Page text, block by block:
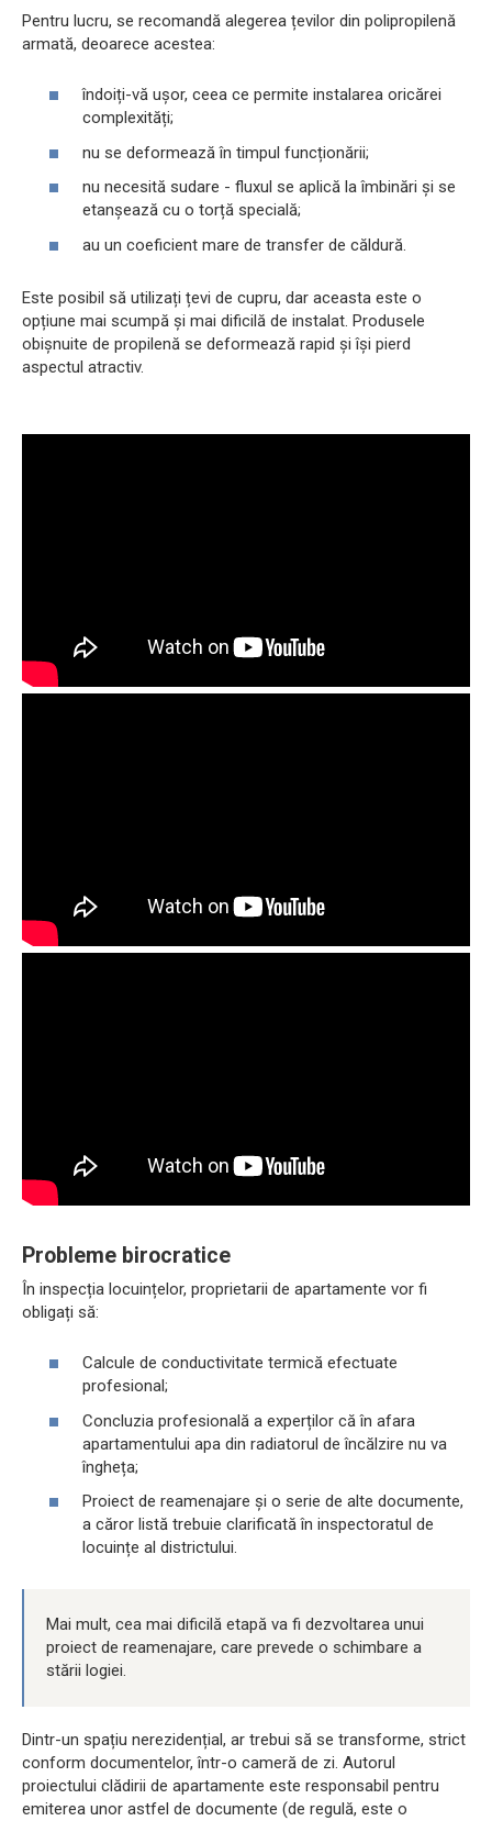
Pentru lucru, se recomandă alegerea țevilor din polipropilenă
armată, deoarece acestea:
îndoiți-vă ușor, ceea ce permite instalarea oricărei
complexități;
nu se deformează în timpul funcționării;
nu necesită sudare - fluxul se aplică la îmbinări și se
etanșează cu o torță specială;
au un coeficient mare de transfer de căldură.
Este posibil să utilizați țevi de cupru, dar aceasta este o
opțiune mai scumpă și mai dificilă de instalat. Produsele
obișnuite de propilenă se deformează rapid și își pierd
aspectul atractiv.
Probleme birocratice
În inspecția locuințelor, proprietarii de apartamente vor fi
obligați să:
Calcule de conductivitate termică efectuate
profesional;
Concluzia profesională a experților că în afara
apartamentului apa din radiatorul de încălzire nu va
îngheța;
Proiect de reamenajare și o serie de alte documente,
a căror listă trebuie clarificată în inspectoratul de
locuințe al districtului.
Mai mult, cea mai dificilă etapă va fi dezvoltarea unui
proiect de reamenajare, care prevede o schimbare a
stării logiei.
Dintr-un spațiu nerezidențial, ar trebui să se transforme, strict
conform documentelor, într-o cameră de zi. Autorul
proiectului clădirii de apartamente este responsabil pentru
emiterea unor astfel de documente (de regulă, este o